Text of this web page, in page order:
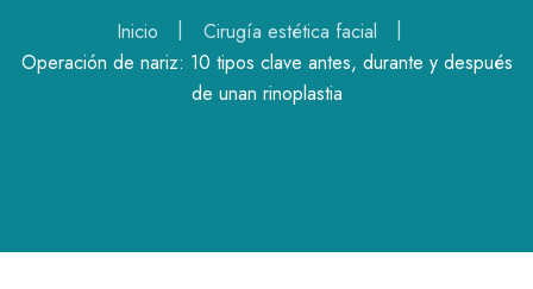
Inicio
Cirugía estética facial
Operación de nariz: 10 tipos clave antes, durante y después
de unan rinoplastia